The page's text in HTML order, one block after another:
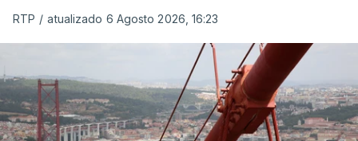
RTP / atualizado 6 Agosto 2026, 16:23